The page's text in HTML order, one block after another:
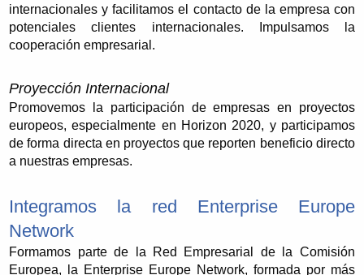
internacionales y facilitamos el contacto de la empresa con
potenciales clientes internacionales. Impulsamos la
cooperación empresarial.
Proyección Internacional
Promovemos la participación de empresas en proyectos
europeos, especialmente en Horizon 2020, y participamos
de forma directa en proyectos que reporten beneficio directo
a nuestras empresas.
Integramos la red Enterprise Europe
Network
Formamos parte de la Red Empresarial de la Comisión
Europea, la Enterprise Europe Network, formada por más